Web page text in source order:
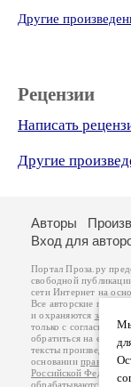
Другие
Рецензии
Написать
Другие
Авторы
Вход для
Портал Проза.ру
свободной
сети Интернет на
Все авторские права
и охраняются законом
только с согласия
обратиться на его
тексты произведений
основанииправил
Российской Федерации
обрабатываются на